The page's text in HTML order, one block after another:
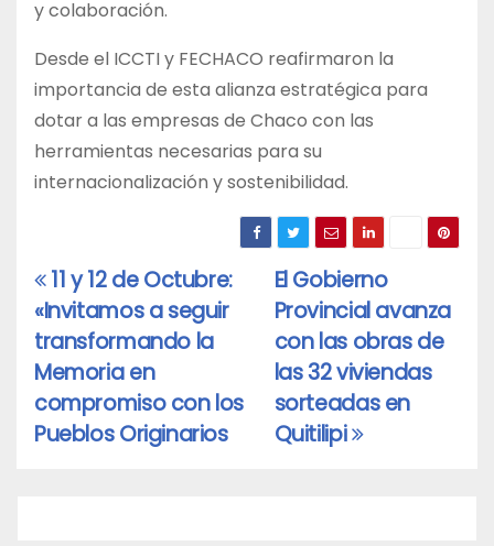
y colaboración.
Desde el ICCTI y FECHACO reafirmaron la
importancia de esta alianza estratégica para
dotar a las empresas de Chaco con las
herramientas necesarias para su
internacionalización y sostenibilidad.
Navegación
de
entradas
El Gobierno
Provincial avanza
con las obras de
las 32 viviendas
sorteadas en
Quitilipi
11 y 12 de Octubre:
«Invitamos a seguir
transformando la
Memoria en
compromiso con los
Pueblos Originarios